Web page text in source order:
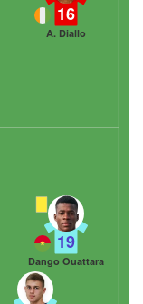
16
A. Diallo
19
Dango Ouattara